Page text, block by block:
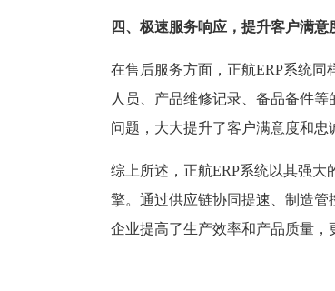
四、极速服务响应，提升客户满意
在售后服务方面，正航ERP系统
人员、产品维修记录、备品备件
问题，大大提升了客户满意度和忠
综上所述，正航ERP系统以其强
擎。通过供应链协同提速、制造
企业提高了生产效率和产品质量，